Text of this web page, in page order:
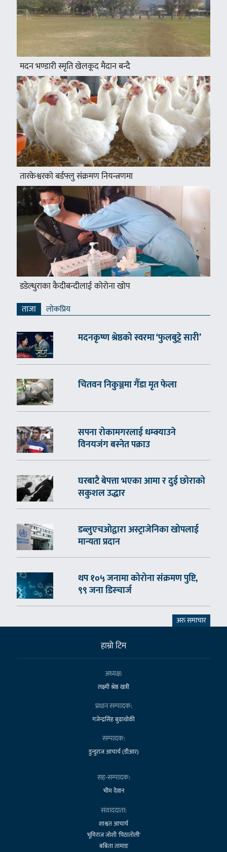
मदन भण्डारी स्मृति खेलकूद मैदान बन्दै
तारकेश्वरको बर्डफ्लु संक्रमण नियन्त्रणमा
डडेल्धुराका कैदीबन्दीलाई कोरोना खोप
ताजा लाेकप्रिय
मदनकृष्ण श्रेष्ठको स्वरमा ‘फुलबुट्टे सारी’
चितवन निकुञ्जमा गैँडा मृत फेला
सपना रोकामगरलाई धम्क्याउने
विनयजंग बस्नेत पक्राउ
घरबाटै बेपत्ता भएका आमा र दुई छोराको
सकुशल उद्धार
डब्लुएचओद्वारा अस्ट्राजेनिका खोपलाई
मान्यता प्रदान
थप १०५ जनामा कोरोना संक्रमण पुष्टि,
९९ जना डिस्चार्ज
अरु समाचार
हाम्राे टिम
अध्यक्ष:
लक्ष्मी श्रेष्ठ खत्री
प्रधान सम्पादक:
गजेन्द्रसिंह बुढाथोकी
सम्पादक:
डुन्डुराज आचार्य (डीआर)
सह-सम्पादक:
भीम देवान
संवाददाता:
शाश्वत आचार्य
भूमिराज जोशी 'पिठातोली'
बबिता तामाङ